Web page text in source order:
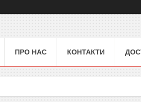
ПРО НАС КОНТАКТИ